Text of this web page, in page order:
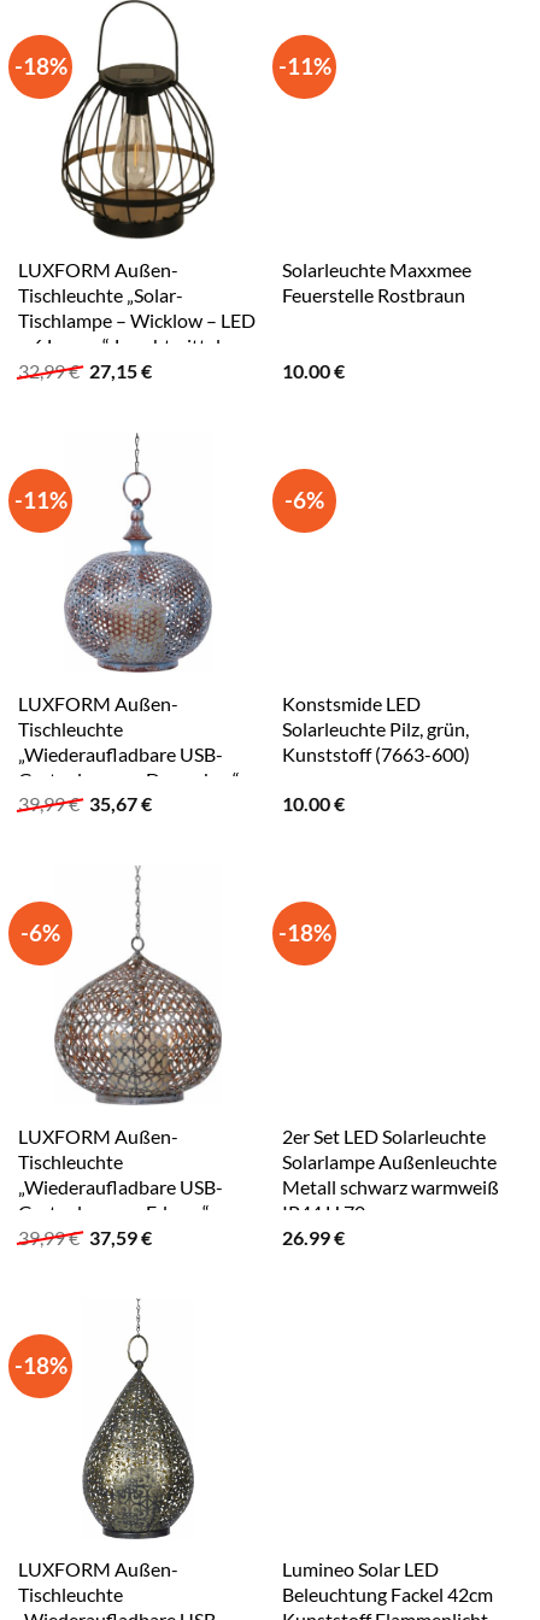
-18%
LUXFORM Außen-
Tischleuchte „Solar-
Tischlampe – Wicklow – LED
– 6 Lumen“, Leuchtmittel
LED-Modul LED fest
32,99€ Ursprünglicher
32,99 €
27,15€Aktueller
-11%
Solarleuchte Maxxmee
Feuerstelle Rostbraun
10.00€
-11%
LUXFORM Außen-
Tischleuchte
„Wiederaufladbare USB-
Gartenlampe – Damaskus“,
Leuchtmittel LED-Modul
Kunststoffkerze mit
flackernder LED blue
39,99€ Ursprünglicher
39,99 €
35,67€Aktueller
-6%
Konstsmide LED
Solarleuchte Pilz, grün,
Kunststoff (7663-600)
10.00€
-6%
LUXFORM Außen-
Tischleuchte
„Wiederaufladbare USB-
Gartenlampe – Edessa“,
Leuchtmittel LED-Modul
Kunststoffkerze mit
flackernder LED white wash
39,99€ Ursprünglicher
Preis
39,99 €
37,59€Aktueller
-18%
2er Set LED Solarleuchte
Solarlampe Außenleuchte
Metall schwarz warmweiß
IP44 H 70 cm
26.99€
-18%
LUXFORM Außen-
Tischleuchte
Lumineo Solar LED
Beleuchtung Fackel 42cm